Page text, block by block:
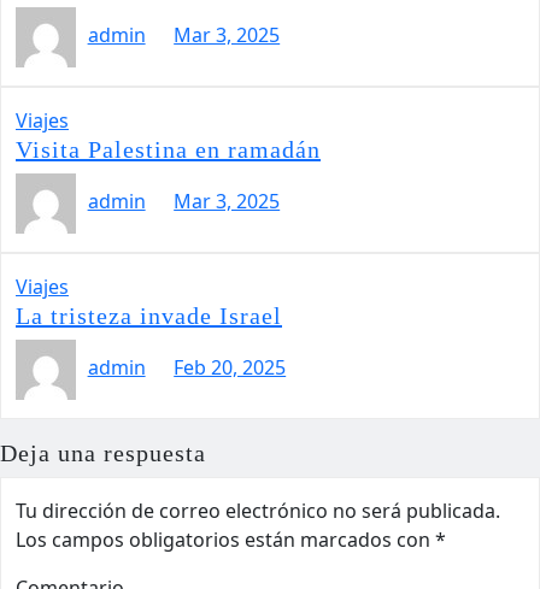
admin
Mar 3, 2025
Viajes
Visita Palestina en ramadán
admin
Mar 3, 2025
Viajes
La tristeza invade Israel
admin
Feb 20, 2025
Deja una respuesta
Tu dirección de correo electrónico no será publicada.
Los campos obligatorios están marcados con *